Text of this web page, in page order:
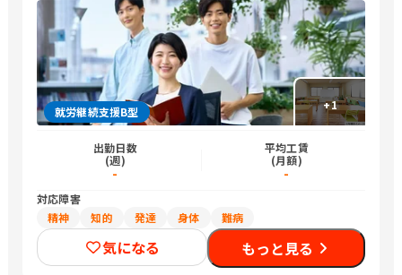
+1
就労継続支援B型
出勤日数
(週)
-
平均工賃
(月額)
-
対応障害
精神
知的 発達 身体 難病
気になる もっと見る